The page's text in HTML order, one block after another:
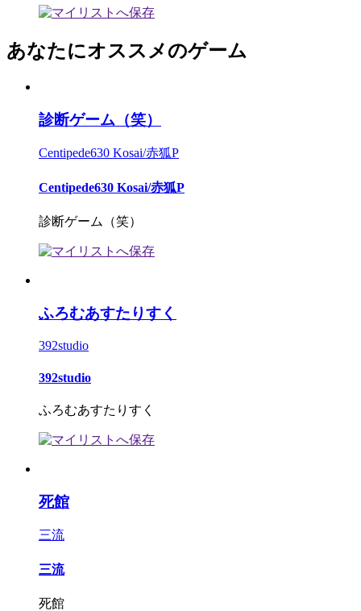
あなたにオススメのゲーム
診断ゲーム（笑）
Centipede630 Kosai/赤狐P
Centipede630 Kosai/赤狐P
診断ゲーム（笑）
ふろむあすたりすく
392studio
392studio
ふろむあすたりすく
死館
三流
三流
死館